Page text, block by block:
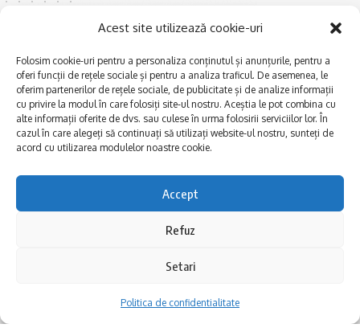
Acest site utilizează cookie-uri
Folosim cookie-uri pentru a personaliza conținutul și anunțurile, pentru a
oferi funcții de rețele sociale și pentru a analiza traficul. De asemenea, le
oferim partenerilor de rețele sociale, de publicitate și de analize informații
cu privire la modul în care folosiți site-ul nostru. Aceștia le pot combina cu
alte informații oferite de dvs. sau culese în urma folosirii serviciilor lor. În
cazul în care alegeți să continuați să utilizați website-ul nostru, sunteți de
acord cu utilizarea modulelor noastre cookie.
Accept
Refuz
Setari
Politica de confidentialitate
E xplorăm Dobrogea,
Explorăm valorile locale:
Deltă, Litoral, cele mai mari
biserici și mănăstiri, cele mai
FRUMOASE POVEȘTI.
Afaceri și meșteșuguri
Actualitate